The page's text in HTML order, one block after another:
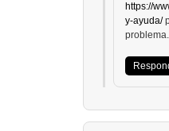
https://
y-ayuda/